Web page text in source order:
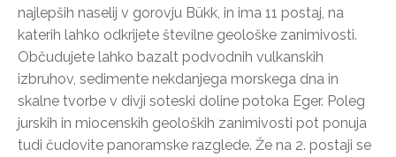
najlepših naselij v gorovju Bükk, in ima 11 postaj, na
katerih lahko odkrijete številne geološke zanimivosti.
Občudujete lahko bazalt podvodnih vulkanskih
izbruhov, sedimente nekdanjega morskega dna in
skalne tvorbe v divji soteski doline potoka Eger. Poleg
jurskih in miocenskih geoloških zanimivosti pot ponuja
tudi čudovite panoramske razglede. Že na 2. postaji se